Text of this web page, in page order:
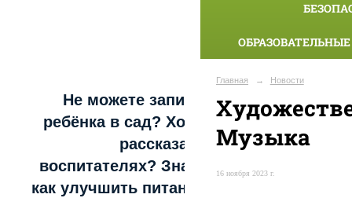
Не можете записать
ребёнка в сад? Хотите
рассказать о
воспитателях? Знаете,
как улучшить питание и
Главная → Новости
Музыка
16 ноября 2023 г.